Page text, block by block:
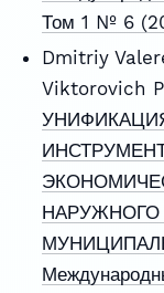
Том 1 № 6
Dmitriy
Viktorovich